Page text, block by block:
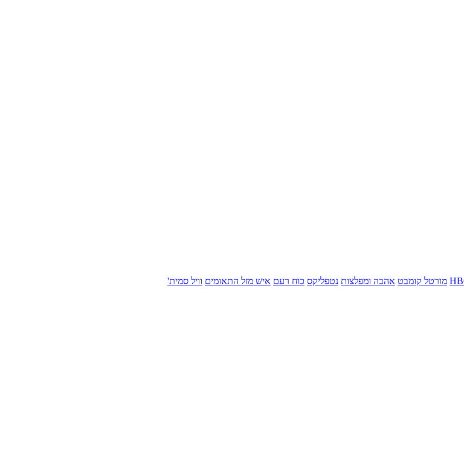
מורטל קומבט אהבה ומפלצות נטפליקס כוח רעם איש מזל התאומים וויל סמית'